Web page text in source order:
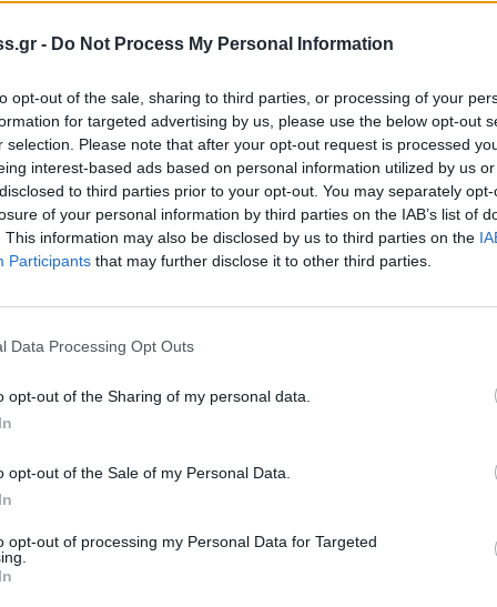
- Do Not Process My Personal Information
opt-out of the sale, sharing to third parties, or processing of your
for targeted advertising by us, please use the below opt-out
selection. Please note that after your opt-out request is processed
interest-based ads based on personal information utilized by us
to third parties prior to your opt-out. You may separately
of your personal information by third parties on the IAB’s list of
This information may also be disclosed by us to third parties on the
Participants that may further disclose it to other third parties.
Data Processing Opt Outs
opt-out of the Sharing of my personal data.
opt-out of the Sale of my Personal Data.
opt-out of processing my Personal Data for Targeted
έξτρα παρθένα, είναι τα 3,55 ευρώ,
Νίκο Προκοβάκη. Στις νότιες περιοχές
σε πράξεις των τριών βυτίων
κιλό, σύμφωνα με τα όσα δήλωσε στην
Παναγιώτης Ντανάκας. Ο ίδιος
από αυτήν που υπολογίζαμε στην αρχή.
διαδικασία», ενώ σχετικά με τις
«τραβούν από την Λακωνία, ενώ αγοράζουν με
στην Ισπανία, αν δηλαδή θα ανεβάσουν ή
διάστημα στα Χανιά, οι τιμές
με την περίοδο να έχει σχεδόν
πρόσφατα κάποιες πράξεις στα 3 με
από τα 2,60 μέχρι τα 2,80 ευρώ ανά
και φαίνεται πως η επόμενη χρονιά θα πάει
ο πρόεδρος του ΑΣ Ζαρού, Μανώλης
του Σαββάτου.